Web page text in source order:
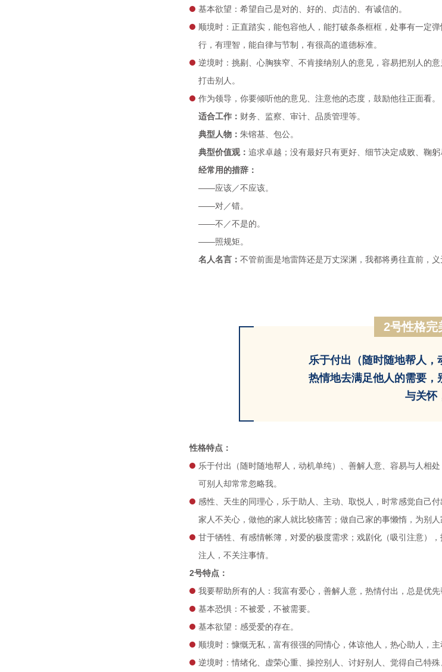
基本欲望：希望自己是对的、好的、贞洁的、有诚信的。
顺境时：正直踏实，能包容他人，能打破条条框框，处事有一定
行，有理智，能自律与节制，有很高的道德标准。
逆境时：挑剔、心胸狭窄、不肯接纳别人的意见，容易把别人的
打击别人。
作为领导，你要倾听他的意见、注意他的态度，鼓励他往正面看。
适合工作： 财务、监察、审计、品质管理等。
典型人物：朱镕基、包公。
典型价值观：追求卓越；没有最好只有更好、细节决定成败、鞠躬
经常用的措辞：
——应该／不应该。
——对／错。
——不／不是的。
——照规矩。
名人名言：不管前面是地雷阵还是万丈深渊，我都将勇往直前，
2号性格完
乐于付出（随时随地帮人
热情地去满足他人的需要
与关怀
性格特点：
乐于付出（随时随地帮人，动机单纯）、善解人意、容易与人相
可别人却常常忽略我。
感性、天生的同理心，乐于助人、主动、取悦人，时常感觉自己
家人不关心，做他的家人就比较痛苦；做自己家的事懒惰，为别人
甘于牺牲、有感情帐簿，对爱的极度需求；戏剧化（吸引注意）
注人，不关注事情。
2号特点：
我要帮助所有的人：我富有爱心，善解人意，热情付出，总是优
基本恐惧：不被爱，不被需要。
基本欲望：感受爱的存在。
顺境时：慷慨无私，富有很强的同情心，体谅他人，热心助人，
逆境时：情绪化、虚荣心重、操控别人、讨好别人、觉得自己特